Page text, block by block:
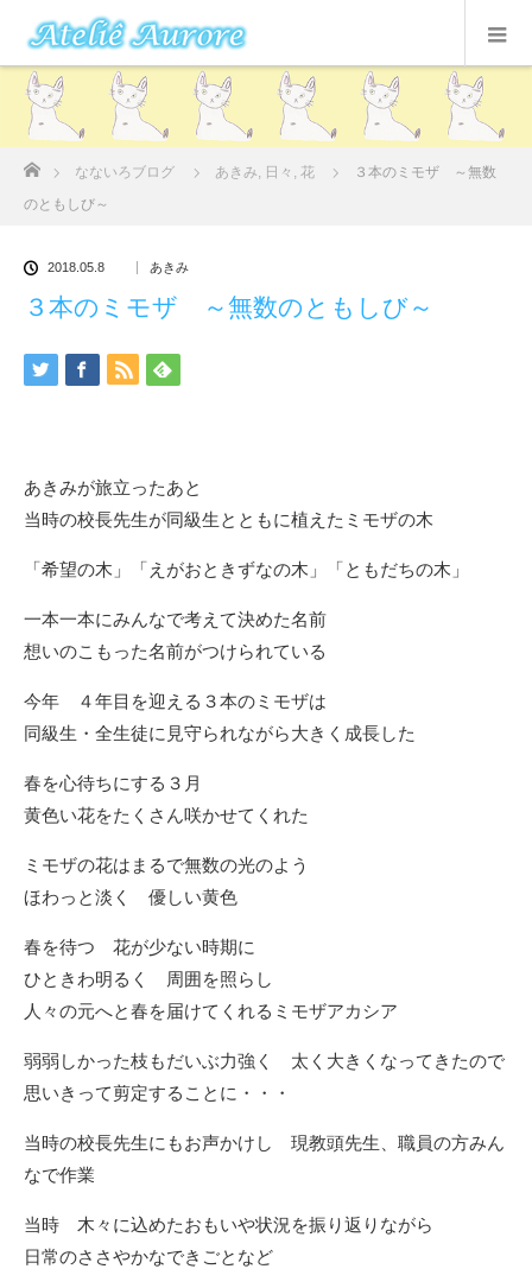
ホーム
なないろブログ あきみ, 日々 , 花
３本のミモザ ～無数
のともしび～
2018.05.8 あきみ
３本のミモザ ～無数のともしび～
あきみが旅立ったあと
当時の校長先生が同級生とともに植えたミモザの木
「希望の木」「えがおときずなの木」「ともだちの木」
一本一本にみんなで考えて決めた名前
想いのこもった名前がつけられている
今年 ４年目を迎える３本のミモザは
同級生・全生徒に見守られながら大きく成長した
春を心待ちにする３月
黄色い花をたくさん咲かせてくれた
ミモザの花はまるで無数の光のよう
ほわっと淡く 優しい黄色
春を待つ 花が少ない時期に
ひときわ明るく 周囲を照らし
人々の元へと春を届けてくれるミモザアカシア
弱弱しかった枝もだいぶ力強く 太く大きくなってきたので
思いきって剪定することに・・・
当時の校長先生にもお声かけし 現教頭先生、職員の方みん
なで作業
当時 木々に込めたおもいや状況を振り返りながら
日常のささやかなできごとなど